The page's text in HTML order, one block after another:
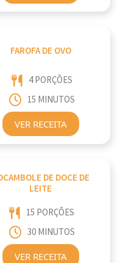
FAROFA DE OVO
4 PORÇÕES
15 MINUTOS
VER RECEITA
DE DOCE DE
LEITE
15 PORÇÕES
30 MINUTOS
VER RECEITA